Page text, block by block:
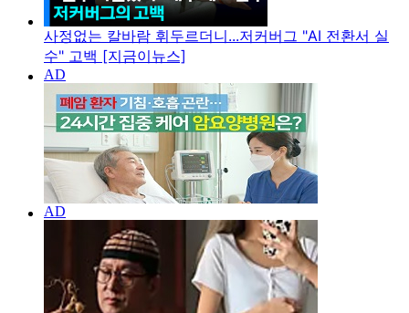
사정없는 칼바람 휘두르더니...저커버그 "AI 전환서 실
수" 고백 [지금이뉴스]